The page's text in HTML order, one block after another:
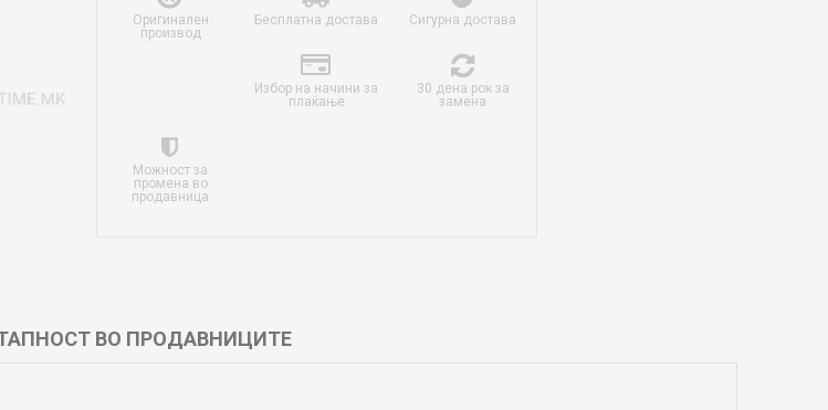
Оригинален
производ
Бесплатна достава Сигурна достава
Избор на начини за
плаќање
30 дена рок за
замена
Можност за
промена во
продавница
ВО ПРОДАВНИЦИТЕ